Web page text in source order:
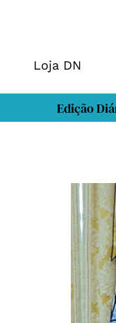
Loja DN
Edição